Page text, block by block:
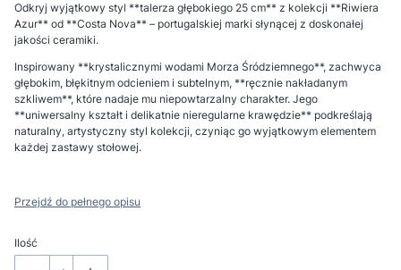
Odkryj wyjątkowy styl **talerza głębokiego 25 cm** z kolekcji **Riwiera
Azur** od **Costa Nova** – portugalskiej marki słynącej z doskonałej
jakości ceramiki.
Inspirowany **krystalicznymi wodami Morza Śródziemnego**, zachwyca
głębokim, błękitnym odcieniem i subtelnym, **ręcznie nakładanym
szkliwem**, które nadaje mu niepowtarzalny charakter. Jego
**uniwersalny kształt i delikatnie nieregularne krawędzie** podkreślają
naturalny, artystyczny styl kolekcji, czyniąc go wyjątkowym elementem
każdej zastawy stołowej.
Przejdź do pełnego opisu
Ilość